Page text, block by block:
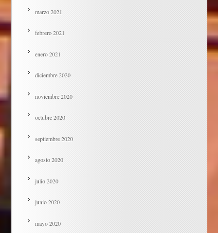
marzo 2021
febrero 2021
enero 2021
diciembre 2020
noviembre 2020
octubre 2020
septiembre 2020
agosto 2020
julio 2020
junio 2020
mayo 2020